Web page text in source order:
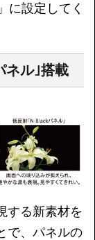
に設定してく
ネル｣搭載
する新素材を
で、パネルの